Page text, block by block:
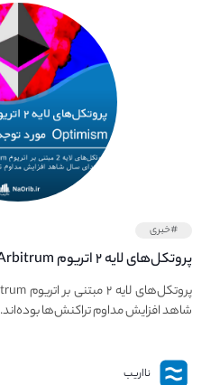
#خبری
مورد توجه قرار می‌گیرند.
شاهد افزایش مداوم تراکنش‌ها بوده‌اند.
نااریب